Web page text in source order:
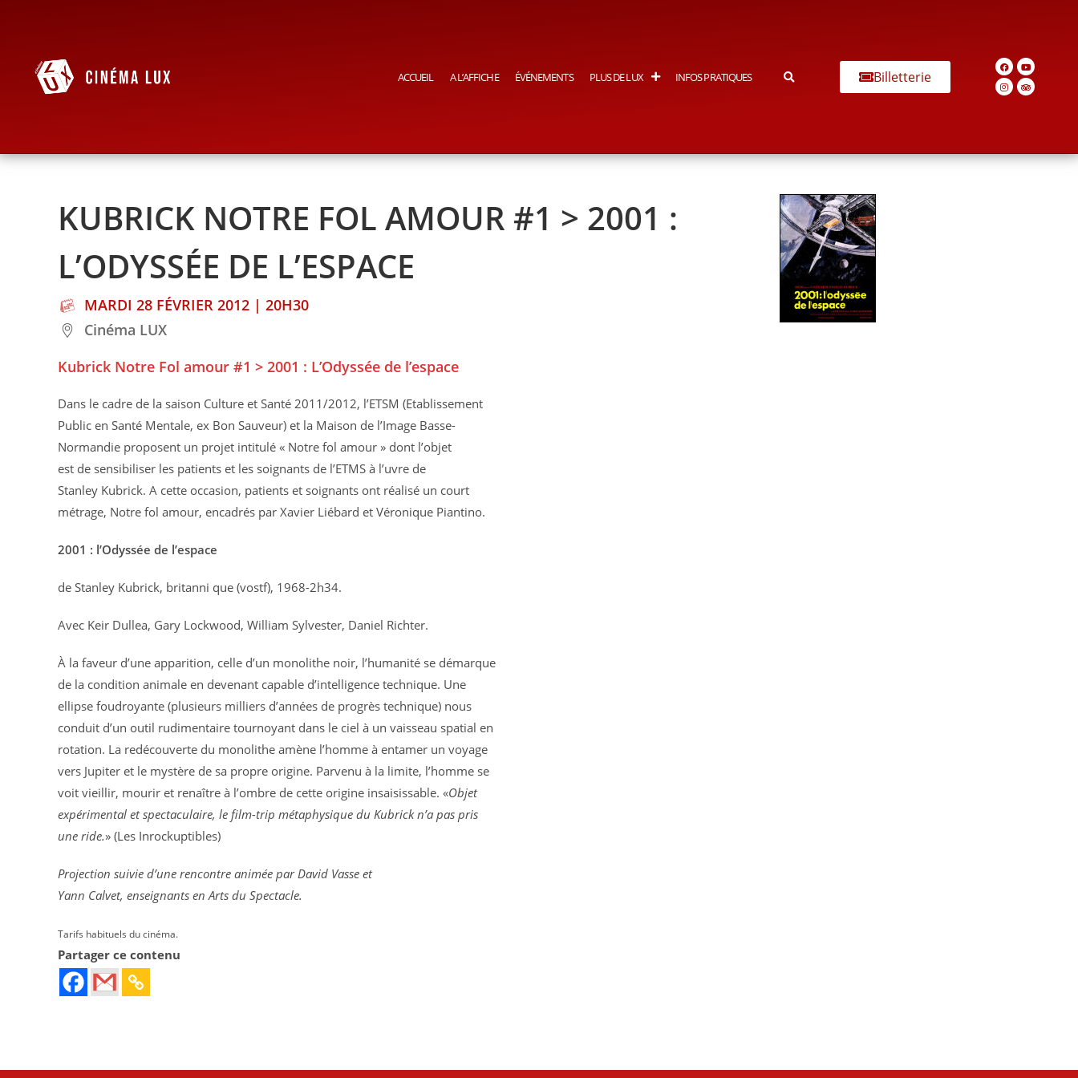
ACCUEIL A L’AFFICHE ÉVÉNEMENTS PLUS DE LUX INFOS PRATIQUES Billetterie
KUBRICK NOTRE FOL AMOUR #1 > 2001 :
L’ODYSSÉE DE L’ESPACE
MARDI 28 FÉVRIER 2012 | 20H30
Cinéma LUX
Kubrick Notre Fol amour #1 > 2001 : L’Odyssée de l’espace
Dans le cadre de la saison Culture et Santé 2011/2012, l’ETSM (Etablissement
Public en Santé Mentale, ex Bon Sauveur) et la Maison de l’Image Basse-
Normandie proposent un projet intitulé « Notre fol amour » dont l’objet
est de sensibiliser les patients et les soignants de l’ETMS à l’uvre de
Stanley Kubrick. A cette occasion, patients et soignants ont réalisé un court
métrage, Notre fol amour, encadrés par Xavier Liébard et Véronique Piantino.
2001 : l’Odyssée de l’espace
de Stanley Kubrick, britanni que (vostf), 1968-2h34.
Avec Keir Dullea, Gary Lockwood, William Sylvester, Daniel Richter.
À la faveur d’une apparition, celle d’un monolithe noir, l’humanité se démarque
de la condition animale en devenant capable d’intelligence technique. Une
ellipse foudroyante (plusieurs milliers d’années de progrès technique) nous
conduit d’un outil rudimentaire tournoyant dans le ciel à un vaisseau spatial en
rotation. La redécouverte du monolithe amène l’homme à entamer un voyage
vers Jupiter et le mystère de sa propre origine. Parvenu à la limite, l’homme se
voit vieillir, mourir et renaître à l’ombre de cette origine insaisissable. «Objet
expérimental et spectaculaire, le film-trip métaphysique du Kubrick n’a pas pris
une ride.» (Les Inrockuptibles)
Projection suivie d’une rencontre animée par David Vasse et
Yann Calvet, enseignants en Arts du Spectacle.
Tarifs habituels du cinéma.
Partager ce contenu